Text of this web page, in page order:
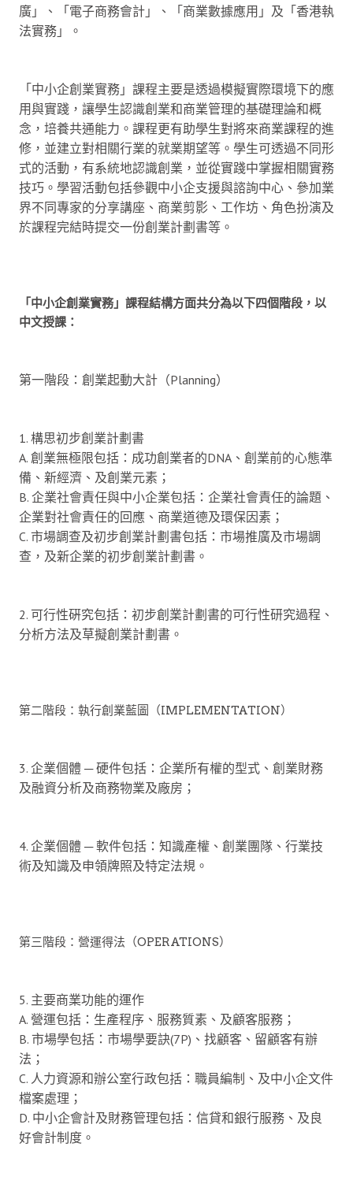
廣」、「電子商務會計」、「商業數據應用」及「香港執
法實務」。
「中小企創業實務」課程主要是透過模擬實際環境下的應
用與實踐，讓學生認識創業和商業管理的基礎理論和概
念，培養共通能力。課程更有助學生對將來商業課程的進
修，並建立對相關行業的就業期望等。學生可透過不同形
式的活動，有系統地認識創業，並從實踐中掌握相關實務
技巧。學習活動包括參觀中小企支援與諮詢中心、參加業
界不同專家的分享講座、商業剪影、工作坊、角色扮演及
於課程完結時提交一份創業計劃書等。
「中小企創業實務」課程結構方面共分為以下四個階段，以
中文授課：
第一階段：創業起動大計（Planning）
1. 構思初步創業計劃書
A. 創業無極限包括：成功創業者的DNA、創業前的心態準
備、新經濟、及創業元素；
B. 企業社會責任與中小企業包括：企業社會責任的論題、
企業對社會責任的回應、商業道德及環保因素；
C. 市場調查及初步創業計劃書包括：市場推廣及市場調
查，及新企業的初步創業計劃書。
2. 可行性硏究包括：初步創業計劃書的可行性研究過程、
分析方法及草擬創業計劃書。
第二階段：執行創業藍圖（IMPLEMENTATION）
3. 企業個體 ─ 硬件包括：企業所有權的型式、創業財務
及融資分析及商務物業及廠房；
4. 企業個體 ─ 軟件包括：知識產權、創業團隊、行業技
術及知識及申領牌照及特定法規。
第三階段：營運得法（OPERATIONS）
5. 主要商業功能的運作
A. 營運包括：生產程序、服務質素、及顧客服務；
B. 市場學包括：市場學要訣(7P)、找顧客、留顧客有辦
法；
C. 人力資源和辦公室行政包括：職員編制、及中小企文件
檔案處理；
D. 中小企會計及財務管理包括：信貸和銀行服務、及良
好會計制度。